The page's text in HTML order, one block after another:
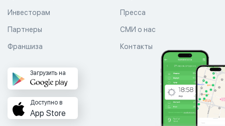
Пресса
СМИ о нас
Контакты
Инвесторам
Партнеры
Франшиза
Загрузить на
Доступно в
App Store